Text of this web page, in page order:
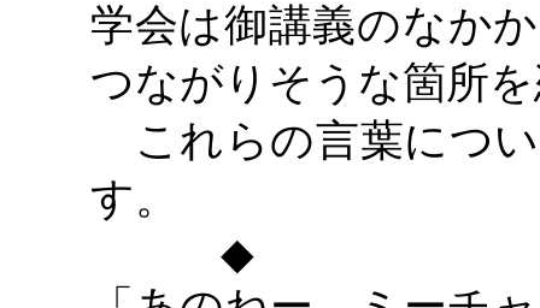
学会は御講義のなか
つながりそうな箇所
これらの言葉につ
す。
◆